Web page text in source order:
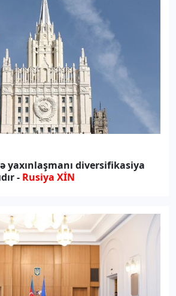
yaxınlaşmanı diversifikasiya
- Rusiya XİN